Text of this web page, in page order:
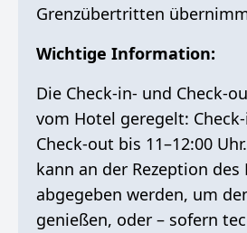
Grenzübertritten
Wichtige Information:
Die Check-in- und Check-
vom Hotel geregelt:
Check-out bis 11–12:00
kann an der Rezeption des
abgegeben werden, um
genießen, oder – sofern